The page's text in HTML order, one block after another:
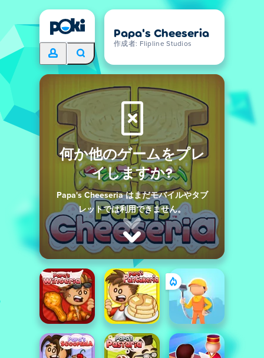
Papa's Cheeseria
作成者: Flipline Studios
何か他のゲームをプレ
イしますか?
Papa's Cheeseria はまだモバイルやタブ
レットでは利用できません。